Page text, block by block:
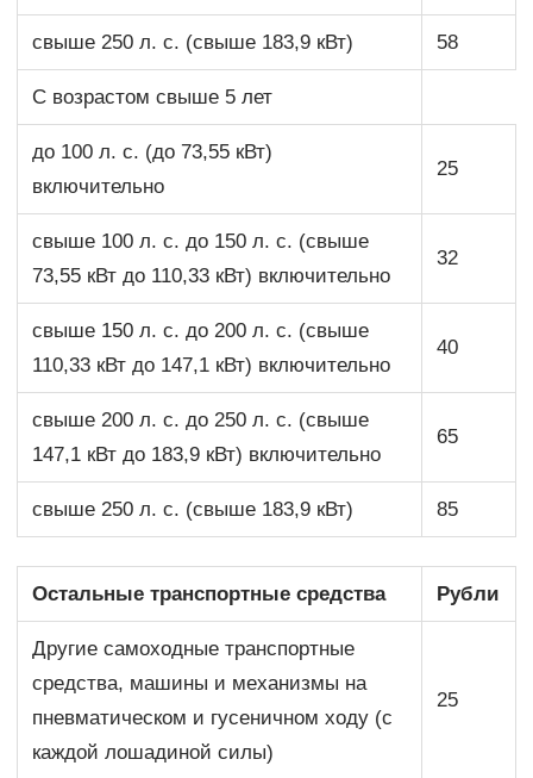
свыше 250 л. с. (свыше 183,9 кВт) 58
С возрастом свыше 5 лет
до 100 л. с. (до 73,55 кВт)
включительно
25
свыше 100 л. с. до 150 л. с. (свыше
73,55 кВт до 110,33 кВт) включительно
32
свыше 150 л. с. до 200 л. с. (свыше
110,33 кВт до 147,1 кВт) включительно
40
свыше 200 л. с. до 250 л. с. (свыше
147,1 кВт до 183,9 кВт) включительно
65
свыше 250 л. с. (свыше 183,9 кВт) 85
Остальные транспортные средства Рубли
Другие самоходные транспортные
средства, машины и механизмы на
пневматическом и гусеничном ходу (с
каждой лошадиной силы)
25